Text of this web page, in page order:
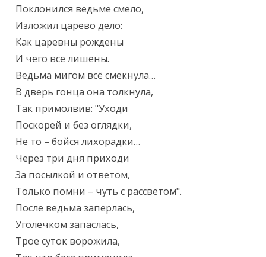
Поклонился ведьме смело,
Изложил царево дело:
Как царевны рождены
И чего все лишены.
Ведьма мигом всё смекнула…
В дверь гонца она толкнула,
Так примолвив: "Уходи
Поскорей и без оглядки,
Не то – бойся лихорадки…
Через три дня приходи
За посылкой и ответом,
Только помни – чуть с рассветом".
После ведьма заперлась,
Уголечком запаслась,
Трое суток ворожила,